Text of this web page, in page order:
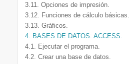
3.11. Opciones de impresión.
3.12. Funciones de cálculo básicas.
3.13. Gráficos.
4. BASES DE DATOS: ACCESS.
4.1. Ejecutar el programa.
4.2. Crear una base de datos.